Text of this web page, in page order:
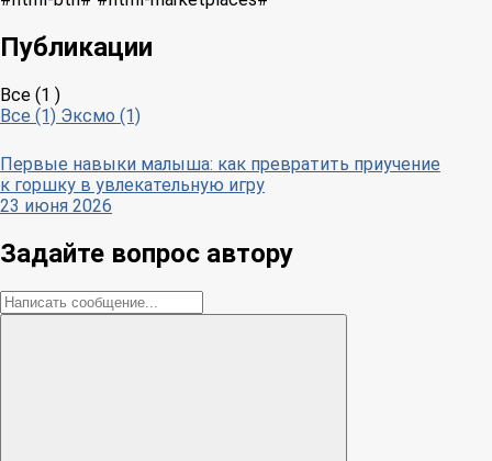
Публикации
Все (1 )
Все (1) Эксмо (1)
Первые навыки малыша: как превратить приучение
к горшку в увлекательную игру
23 июня 2026
Задайте вопрос автору